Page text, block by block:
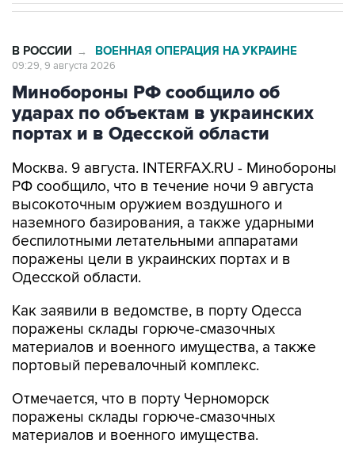
В РОССИИ → ВОЕННАЯ ОПЕРАЦИЯ НА УКРАИНЕ
09:29, 9 августа 2026
Минобороны РФ сообщило об
ударах по объектам в украинских
портах и в Одесской области
Москва. 9 августа. INTERFAX.RU - Минобороны
РФ сообщило, что в течение ночи 9 августа
высокоточным оружием воздушного и
наземного базирования, а также ударными
беспилотными летательными аппаратами
поражены цели в украинских портах и в
Одесской области.
Как заявили в ведомстве, в порту Одесса
поражены склады горюче-смазочных
материалов и военного имущества, а также
портовый перевалочный комплекс.
Отмечается, что в порту Черноморск
поражены склады горюче-смазочных
материалов и военного имущества.